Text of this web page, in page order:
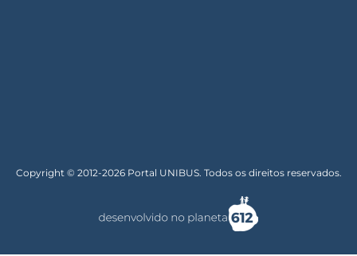
Copyright © 2012-2026 Portal UNIBUS. Todos os direitos reservados.